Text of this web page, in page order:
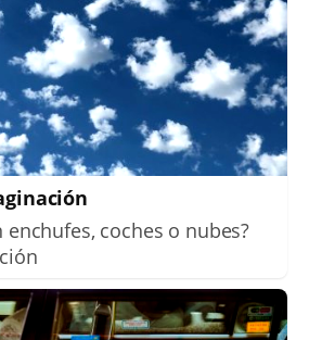
enchufes, coches o nubes?